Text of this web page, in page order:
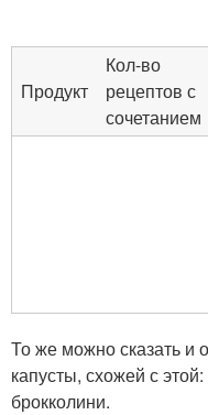
Продукт
Кол-во
рецептов с
сочетанием
То же можно сказать и
капусты, схожей с
брокколини.